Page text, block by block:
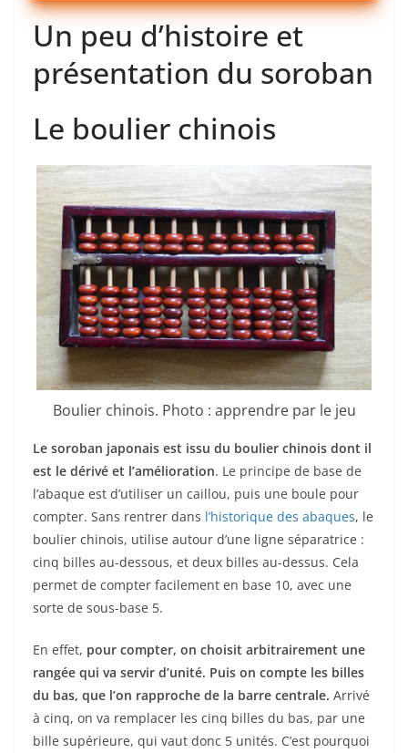
Un peu d’histoire et
présentation du soroban
Le boulier chinois
Boulier chinois. Photo : apprendre par le jeu
Le soroban japonais est issu du boulier chinois dont il
est le dérivé et l’amélioration. Le principe de base de
l’abaque est d’utiliser un caillou, puis une boule pour
compter. Sans rentrer dans l’historique des abaques, le
boulier chinois, utilise autour d’une ligne séparatrice :
cinq billes au-dessous, et deux billes au-dessus. Cela
permet de compter facilement en base 10, avec une
sorte de sous-base 5.
En effet, pour compter, on choisit arbitrairement une
rangée qui va servir d’unité. Puis on compte les billes
du bas, que l’on rapproche de la barre centrale. Arrivé
à cinq, on va remplacer les cinq billes du bas, par une
bille supérieure, qui vaut donc 5 unités. C’est pourquoi